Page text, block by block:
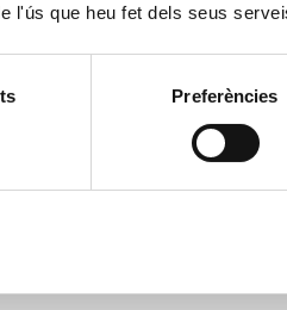
l'ús que heu fet dels seus
Preferències